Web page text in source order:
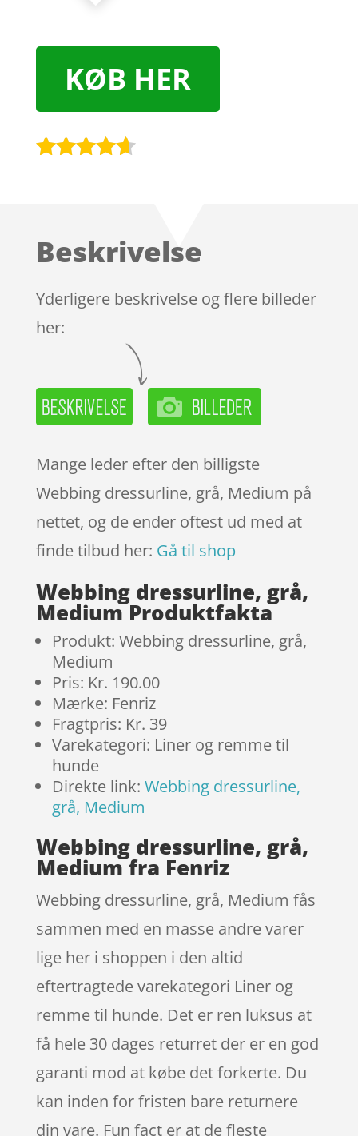
KØB HER
på
mmelser
Beskrivelse
Yderligere beskrivelse og flere billeder
her:
Mange leder efter den billigste
Webbing dressurline, grå, Medium på
nettet, og de ender oftest ud med at
finde tilbud her: Gå til shop
Webbing dressurline, grå,
Medium Produktfakta
Produkt: Webbing dressurline, grå,
Medium
Pris: Kr. 190.00
Mærke: Fenriz
Fragtpris: Kr. 39
Varekategori: Liner og remme til
hunde
Direkte link: Webbing dressurline,
grå, Medium
Webbing dressurline, grå,
Medium fra Fenriz
Webbing dressurline, grå, Medium fås
sammen med en masse andre varer
lige her i shoppen i den altid
eftertragtede varekategori Liner og
remme til hunde. Det er ren luksus at
få hele 30 dages returret der er en god
garanti mod at købe det forkerte. Du
kan inden for fristen bare returnere
din vare. Fun fact er at de fleste